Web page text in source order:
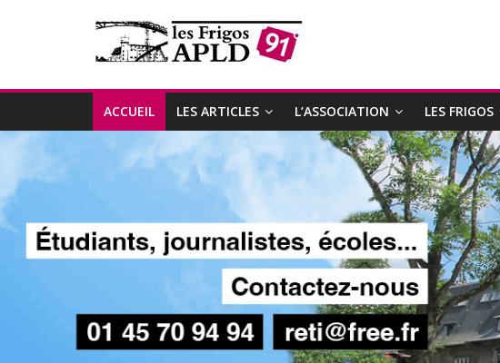
ACCUEIL LES ARTICLES L’ASSOCIATION LES FRIGOS